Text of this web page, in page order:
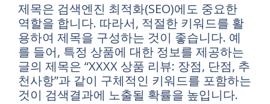
제목은 검색엔진 최적화(SEO)에도 중요한
역할을 합니다. 따라서, 적절한 키워드를 활
용하여 제목을 구성하는 것이 좋습니다. 예
를 들어, 특정 상품에 대한 정보를 제공하는
글의 제목은 “XXXX 상품 리뷰: 장점, 단점, 추
천사항”과 같이 구체적인 키워드를 포함하는
것이 검색결과에 노출될 확률을 높입니다.